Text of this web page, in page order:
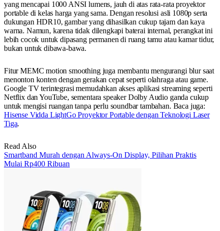
yang mencapai 1000 ANSI lumens, jauh di atas rata-rata proyektor
portable di kelas harga yang sama. Dengan resolusi asli 1080p serta
dukungan HDR10, gambar yang dihasilkan cukup tajam dan kaya
warna. Namun, karena tidak dilengkapi baterai internal, perangkat ini
lebih cocok untuk dipasang permanen di ruang tamu atau kamar tidur,
bukan untuk dibawa-bawa.
Fitur MEMC motion smoothing juga membantu mengurangi blur saat
menonton konten dengan gerakan cepat seperti olahraga atau game.
Google TV terintegrasi memudahkan akses aplikasi streaming seperti
Netflix dan YouTube, sementara speaker Dolby Audio ganda cukup
untuk mengisi ruangan tanpa perlu soundbar tambahan. Baca juga:
Hisense Vidda LightGo Proyektor Portable dengan Teknologi Laser
Tiga.
Read Also
Smartband Murah dengan Always-On Display, Pilihan Praktis
Mulai Rp400 Ribuan